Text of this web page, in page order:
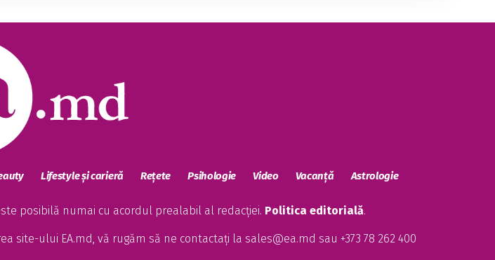
Lifestyle și carieră Rețete Psihologie Video Vacanță Astrologie
posibilă numai cu acordul prealabil al redacției. Politica editorială.
site-ului EA.md, vă rugăm să ne contactați la sales@ea.md sau +373 78 262 400